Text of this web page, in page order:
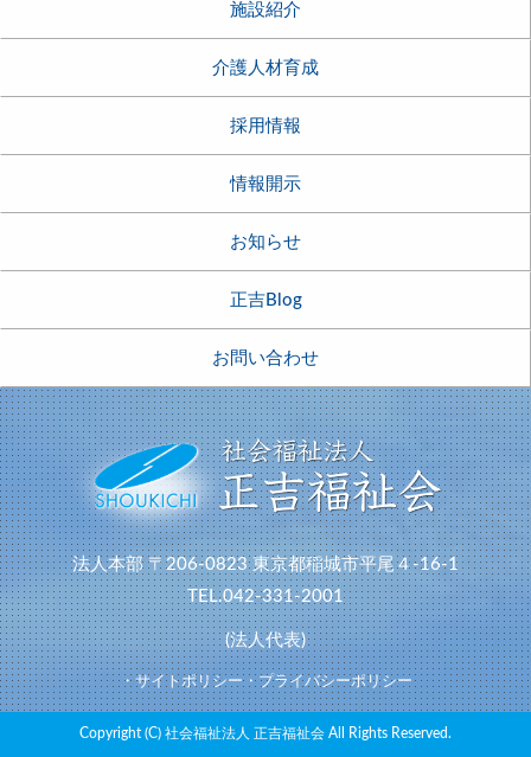
施設紹介
介護人材育成
採用情報
情報開示
お知らせ
正吉Blog
お問い合わせ
法人本部 〒206-0823 東京都稲城市平尾４-16-1
TEL.042-331-2001
(法人代表)
・サイトポリシー・プライバシーポリシー
Copyright (C) 社会福祉法人 正吉福祉会 All Rights Reserved.